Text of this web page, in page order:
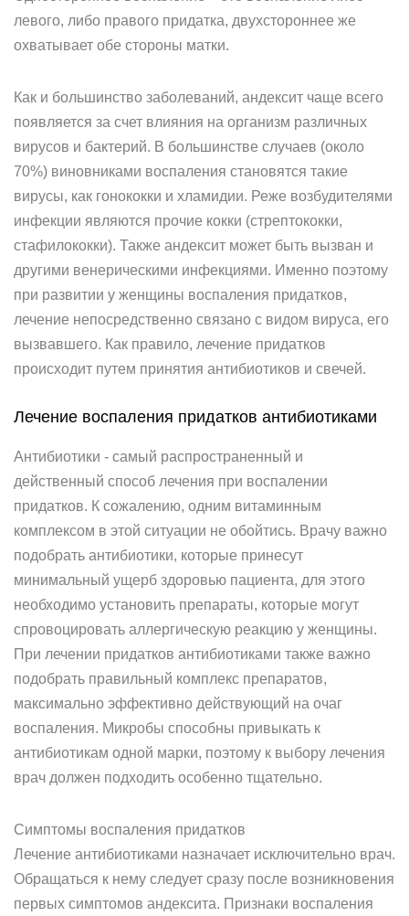
левого, либо правого придатка, двухстороннее же
охватывает обе стороны матки.
Как и большинство заболеваний, андексит чаще всего
появляется за счет влияния на организм различных
вирусов и бактерий. В большинстве случаев (около
70%) виновниками воспаления становятся такие
вирусы, как гонококки и хламидии. Реже возбудителями
инфекции являются прочие кокки (стрептококки,
стафилококки). Также андексит может быть вызван и
другими венерическими инфекциями. Именно поэтому
при развитии у женщины воспаления придатков,
лечение непосредственно связано с видом вируса, его
вызвавшего. Как правило, лечение придатков
происходит путем принятия антибиотиков и свечей.
Лечение воспаления придатков антибиотиками
Антибиотики - самый распространенный и
действенный способ лечения при воспалении
придатков. К сожалению, одним витаминным
комплексом в этой ситуации не обойтись. Врачу важно
подобрать антибиотики, которые принесут
минимальный ущерб здоровью пациента, для этого
необходимо установить препараты, которые могут
спровоцировать аллергическую реакцию у женщины.
При лечении придатков антибиотиками также важно
подобрать правильный комплекс препаратов,
максимально эффективно действующий на очаг
воспаления. Микробы способны привыкать к
антибиотикам одной марки, поэтому к выбору лечения
врач должен подходить особенно тщательно.
Симптомы воспаления придатков
Лечение антибиотиками назначает исключительно врач.
Обращаться к нему следует сразу после возникновения
первых симптомов андексита. Признаки воспаления